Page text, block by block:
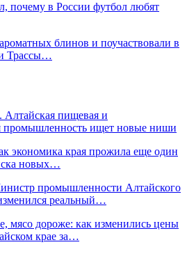
почему в России футбол любят
блинов и поучаствовали в
Трассы…
пищевая и
промышленность ищет новые ниши
экономика края прожила еще один
новых…
промышленности Алтайского
реальный…
мясо дороже: как изменились цены
крае за…